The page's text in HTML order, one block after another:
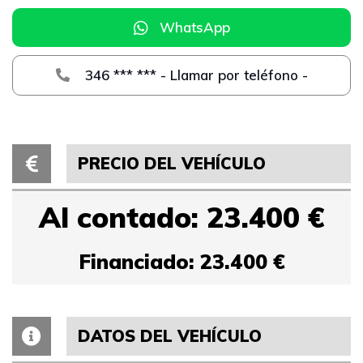
WhatsApp
346 *** *** - Llamar por teléfono -
PRECIO DEL VEHÍCULO
Al contado: 23.400 €
Financiado: 23.400 €
DATOS DEL VEHÍCULO